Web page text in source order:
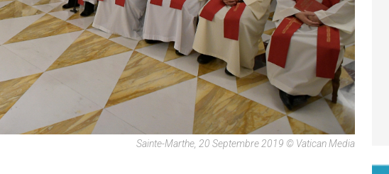
Sainte-Marthe, 20 Septembre 2019 © Vatican Media